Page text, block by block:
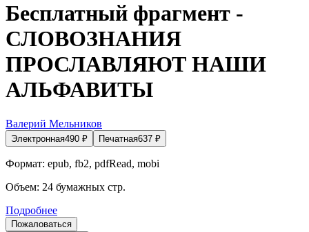
Бесплатный фрагмент -
СЛОВОЗНАНИЯ
ПРОСЛАВЛЯЮТ НАШИ
АЛЬФАВИТЫ
Валерий Мельников
Электронная490 ₽ Печатная637 ₽
Формат: epub, fb2, pdfRead, mobi
Объем: 24 бумажных стр.
Подробнее
Пожаловаться